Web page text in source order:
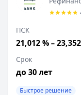
ПСК
21,012 % –
Срок
до 30 лет
Быстрое решение